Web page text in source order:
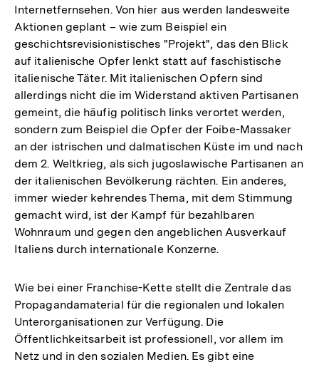
Internetfernsehen. Von hier aus werden landesweite
Aktionen geplant – wie zum Beispiel ein
geschichtsrevisionistisches "Projekt", das den Blick
auf italienische Opfer lenkt statt auf faschistische
italienische Täter. Mit italienischen Opfern sind
allerdings nicht die im Widerstand aktiven Partisanen
gemeint, die häufig politisch links verortet werden,
sondern zum Beispiel die Opfer der Foibe-Massaker
an der istrischen und dalmatischen Küste im und nach
dem 2. Weltkrieg, als sich jugoslawische Partisanen an
der italienischen Bevölkerung rächten. Ein anderes,
immer wieder kehrendes Thema, mit dem Stimmung
gemacht wird, ist der Kampf für bezahlbaren
Wohnraum und gegen den angeblichen Ausverkauf
Italiens durch internationale Konzerne.
Wie bei einer Franchise-Kette stellt die Zentrale das
Propagandamaterial für die regionalen und lokalen
Unterorganisationen zur Verfügung. Die
Öffentlichkeitsarbeit ist professionell, vor allem im
Netz und in den sozialen Medien. Es gibt eine